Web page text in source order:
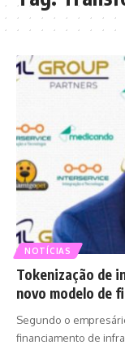
NOTÍCIAS
Tokenização de
novo modelo de
Segundo o
financiamento de